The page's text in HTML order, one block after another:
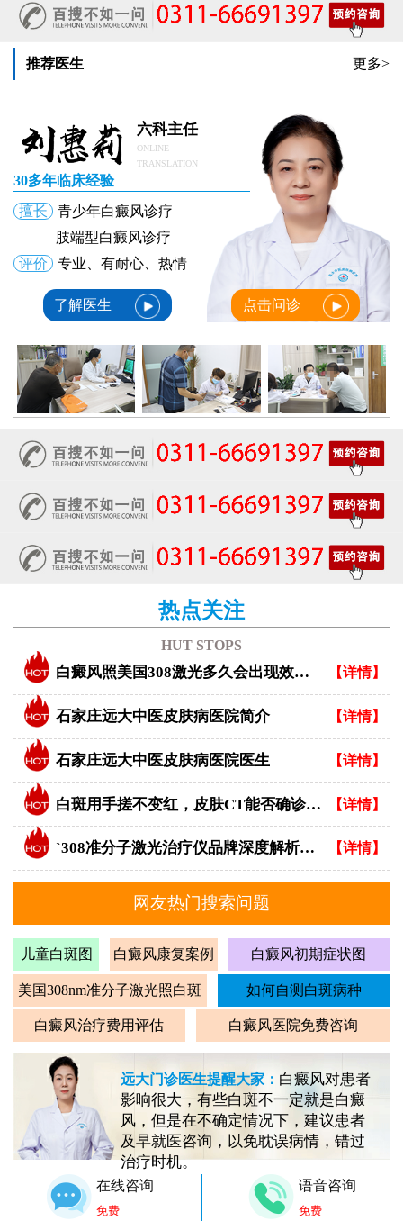
治疗女性皮肤病的医院：白斑线上咨询常见问题解答
治疗女性皮肤病医院开通白斑线上咨询通道，白癜风患者答疑新途径
推荐医生 更多>
六科主任
ONLINE
TRANSLATION
30多年临床经验
擅长
青少年白癜风诊疗
肢端型白癜风诊疗
评价
专业、有耐心、热情
了解医生 点击问诊
热点关注
HUT STOPS
白癜风照美国308激光多久会出现效果？ 【详情】
石家庄远大中医皮肤病医院简介 【详情】
石家庄远大中医皮肤病医院医生 【详情】
白斑用手搓不变红，皮肤CT能否确诊白癜风？ 【详情】
`308准分子激光治疗仪品牌深度解析：专业视角下的优选指南` 【详情】
网友热门搜索问题
儿童白斑图 白癜风康复案例 白癜风初期症状图
美国308nm准分子激光照白斑 如何自测白斑病种
白癜风治疗费用评估 白癜风医院免费咨询
远大门诊医生提醒大家： 白癜风对患者
影响很大，有些白斑不一定就是白癜
风，但是在不确定情况下，建议患者
及早就医咨询，以免耽误病情，错过
治疗时机。
在线咨询
免费
语音咨询
免费